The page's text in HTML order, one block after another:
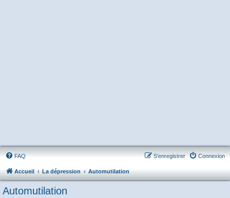
FAQ Connexion
S’enregistrer
Accueil La dépression Automutilation
Automutilation